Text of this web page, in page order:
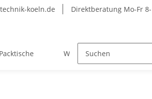
koeln.de
Direktberatung Mo-Fr
Packtische Werkbänke